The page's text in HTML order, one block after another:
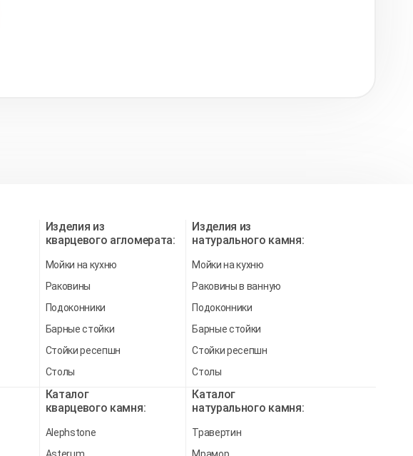
Изделия из
кварцевого агломерата:
Мойки на кухню
Раковины
Подоконники
Барные стойки
Стойки ресепшн
Столы
Изделия из
натурального камня:
Мойки на кухню
Раковины в ванную
Подоконники
Барные стойки
Стойки ресепшн
Столы
Каталог
кварцевого камня:
Alephstone
Каталог
натурального камня:
Травертин